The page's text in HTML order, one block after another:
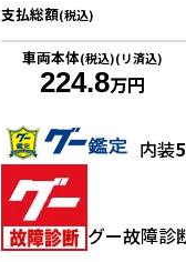
支払総額(税込)
車両本体(税込)(リ済込)
224.8万円
内装5
グー故障診